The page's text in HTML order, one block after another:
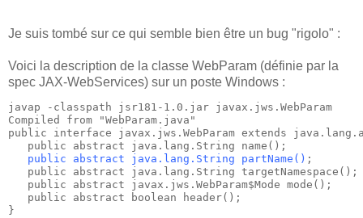
Je suis tombé sur ce qui semble bien être un bug "rigolo" :
Voici la description de la classe WebParam (définie par la
spec JAX-WebServices) sur un poste Windows :
javap -classpath jsr181-1.0.jar javax.jws.WebParam
Compiled from "WebParam.java"
public interface javax.jws.WebParam extends
public abstract java.lang.String name();
public abstract java.lang.String partName() ;
public abstract java.lang.String targetNamespace();
public abstract javax.jws.WebParam$Mode mode();
public abstract boolean header();
}